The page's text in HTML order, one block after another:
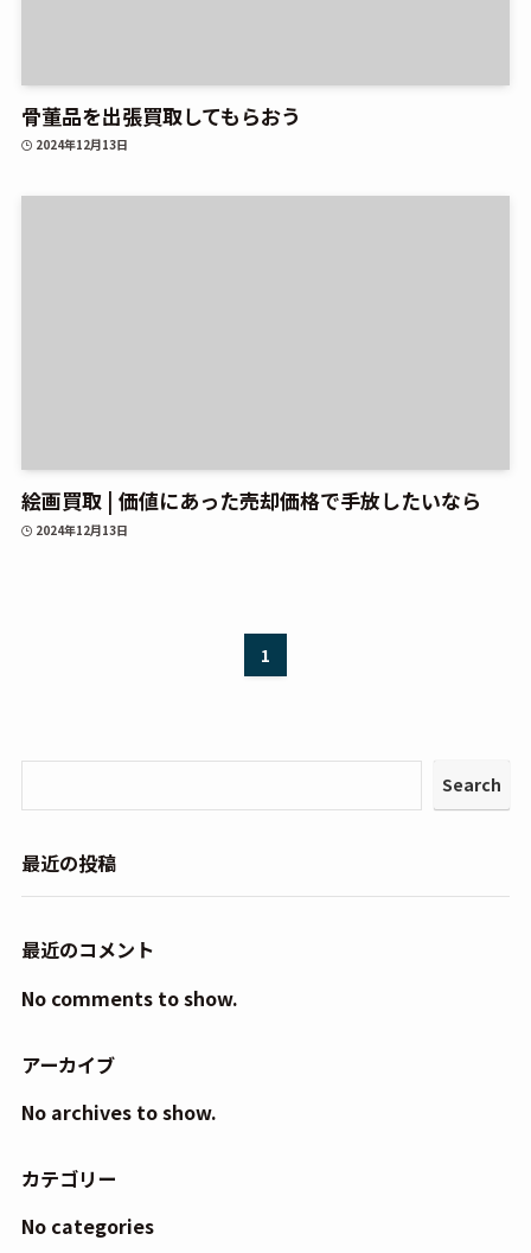
骨董品を出張買取してもらおう
2024年12月13日
絵画買取 | 価値にあった売却価格で手放したいなら
2024年12月13日
1
Search
最近の投稿
最近のコメント
No comments to show.
アーカイブ
No archives to show.
カテゴリー
No categories